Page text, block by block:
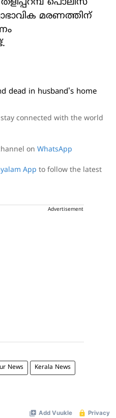
തളിപ്പറമ്പ് പൊലീസ്
മരണത്തിന്
dead in husband's home
connected with the world
on WhatsApp
App to follow the latest
Advertisement
News Kerala News